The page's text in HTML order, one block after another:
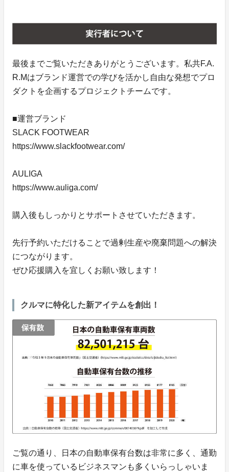
最後までご覧いただきありがとうございます。私共F.A.
R.Mはブランド運営での学びを活かし自由な発想でプロ
ダクトを企画するプロジェクトチームです。
■運営ブランド
SLACK FOOTWEAR
https://www.slackfootwear.com/
AULIGA
https://www.auliga.com/
購入後もしっかりとサポートさせていただきます。
先行予約いただけることで過剰生産や廃棄問題への解決
につながります。
ぜひ応援購入を宜しくお願い致します！
クルマに特化した新アイテムを創出！
ご覧の通り、日本の自動車保有台数は非常に多く、通勤
に車を使っているビジネスマンも多くいらっしゃいま